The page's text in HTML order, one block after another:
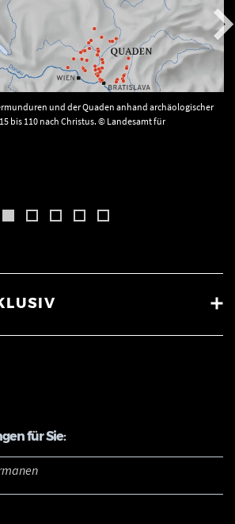
und der Quaden anhand archäologischer
bis 110 nach Christus. © Landesamt für
für Sie: